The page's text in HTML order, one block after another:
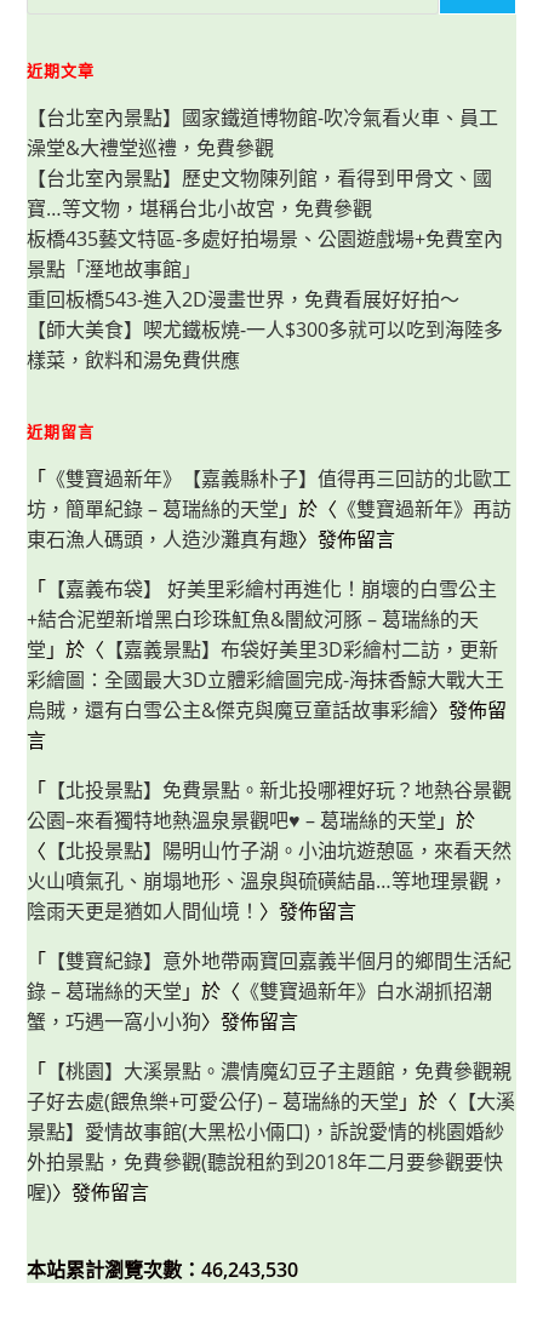
近期文章
【台北室內景點】國家鐵道博物館-吹冷氣看火車、員工
澡堂&大禮堂巡禮，免費參觀
【台北室內景點】歷史文物陳列館，看得到甲骨文、國
寶…等文物，堪稱台北小故宮，免費參觀
板橋435藝文特區-多處好拍場景、公園遊戲場+免費室內
景點「溼地故事館」
重回板橋543-進入2D漫畫世界，免費看展好好拍～
【師大美食】喫尤鐵板燒-一人$300多就可以吃到海陸多
樣菜，飲料和湯免費供應
近期留言
「 《雙寶過新年》【嘉義縣朴子】值得再三回訪的北歐工
坊，簡單紀錄 – 葛瑞絲的天堂 」於〈 《雙寶過新年》再訪
東石漁人碼頭，人造沙灘真有趣〉發佈留言
「 【嘉義布袋】 好美里彩繪村再進化！崩壞的白雪公主
+結合泥塑新增黑白珍珠魟魚&闇紋河豚 – 葛瑞絲的天
堂 」於〈 【嘉義景點】布袋好美里3D彩繪村二訪，更新
彩繪圖：全國最大3D立體彩繪圖完成-海抹香鯨大戰大王
烏賊，還有白雪公主&傑克與魔豆童話故事彩繪〉發佈留
言
「 【北投景點】免費景點。新北投哪裡好玩？地熱谷景觀
公園–來看獨特地熱溫泉景觀吧♥ – 葛瑞絲的天堂 」於
〈 【北投景點】陽明山竹子湖。小油坑遊憩區，來看天然
火山噴氣孔、崩塌地形、溫泉與硫磺結晶…等地理景觀，
陰雨天更是猶如人間仙境！ 〉發佈留言
「 【雙寶紀錄】意外地帶兩寶回嘉義半個月的鄉間生活紀
錄 – 葛瑞絲的天堂 」於〈 《雙寶過新年》白水湖抓招潮
蟹，巧遇一窩小小狗〉發佈留言
「 【桃園】大溪景點。濃情魔幻豆子主題館，免費參觀親
子好去處(餵魚樂+可愛公仔) – 葛瑞絲的天堂 」於〈 【大溪
景點】愛情故事館(大黑松小倆口)，訴說愛情的桃園婚紗
外拍景點，免費參觀(聽說租約到2018年二月要參觀要快
喔)〉發佈留言
本站累計瀏覽次數：46,243,530